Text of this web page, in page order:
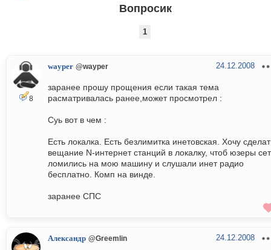
Вопросик
1
8
wayper @wayper 24.12.2008
заранее прошу прощения если такая тема
расматривалась ранее,может просмотрел :
Суь вот в чем :
Есть локалка. Есть безлимитка инетовская. Хочу
вещание N-интернет станций в локалку, чтоб юзеры
ломились на мою машину и слушали инет радио
бесплатно. Комп на винде.
заранее СПС
Александр @Greemlin 24.12.2008